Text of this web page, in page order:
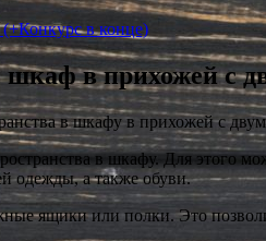
(+Конкурс в конце)
шкаф в прихожей с
в шкафу в прихожей с
в шкафу. Для этого
одежды, а также обуви.
ящики или полки. Это